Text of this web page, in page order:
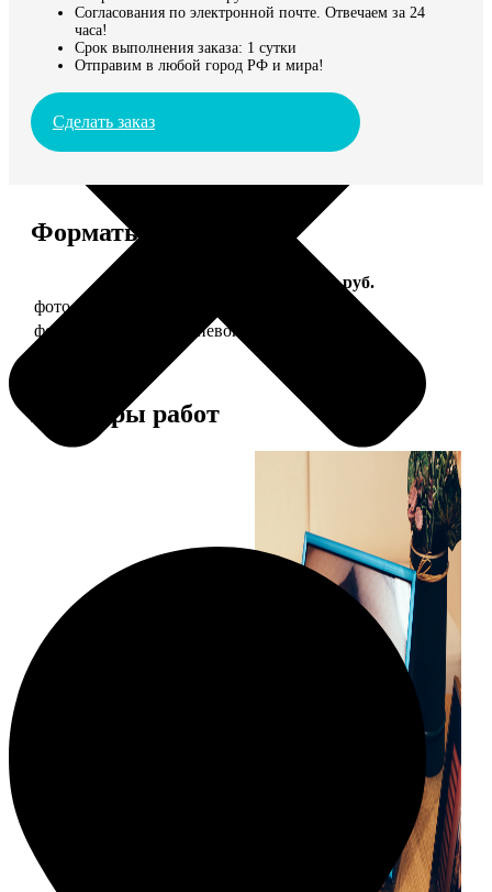
Согласования по электронной почте. Отвечаем за 24
часа!
Срок выполнения заказа: 1 сутки
Отправим в любой город РФ и мира!
Сделать заказ
Форматы и цены
Цена, руб.
фото 20х30 в деревянной рамке
фото 20х30 в алюминиевой рамке
Примеры работ